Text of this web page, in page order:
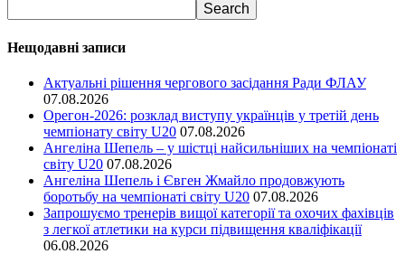
Нещодавні записи
Актуальні рішення чергового засідання Ради ФЛАУ
07.08.2026
Орегон-2026: розклад виступу українців у третій день
чемпіонату світу U20 07.08.2026
Ангеліна Шепель – у шістці найсильніших на чемпіонаті
світу U20 07.08.2026
Ангеліна Шепель і Євген Жмайло продовжують
боротьбу на чемпіонаті світу U20 07.08.2026
Запрошуємо тренерів вищої категорії та охочих фахівців
з легкої атлетики на курси підвищення кваліфікації
06.08.2026